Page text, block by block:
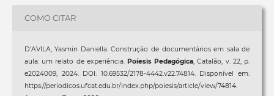
COMO CITAR
D’AVILA, Yasmin Daniella. Construção de documentários em sala de
aula: um relato de experiência. Poíesis Pedagógica, Catalão, v. 22, p.
e2024009, 2024. DOI: 10.69532/2178-4442.v22.74814. Disponível em:
https://periodicos.ufcat.edu.br/index.php/poiesis/article/view/74814.